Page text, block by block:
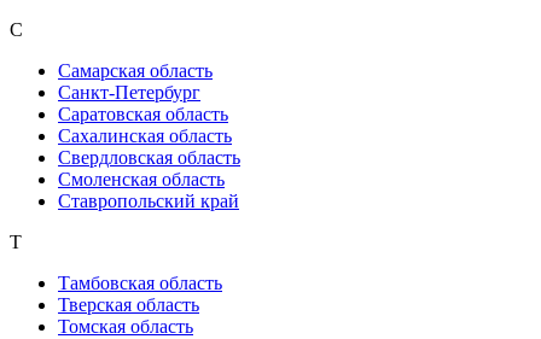
С
Самарская область
Санкт-Петербург
Саратовская область
Сахалинская область
Свердловская область
Смоленская область
Ставропольский край
Т
Тамбовская область
Тверская область
Томская область